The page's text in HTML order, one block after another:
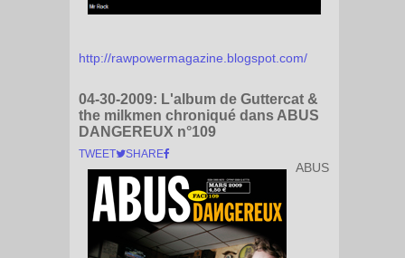
http://rawpowermagazine.blogspot.com/
04-30-2009: L'album de Guttercat &
the milkmen chroniqué dans ABUS
DANGEREUX n°109
TWEET SHARE
ABUS